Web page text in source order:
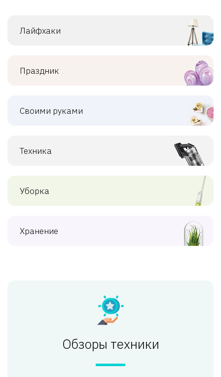
Лайфхаки
Праздник
Своими руками
Техника
Уборка
Хранение
Обзоры техники